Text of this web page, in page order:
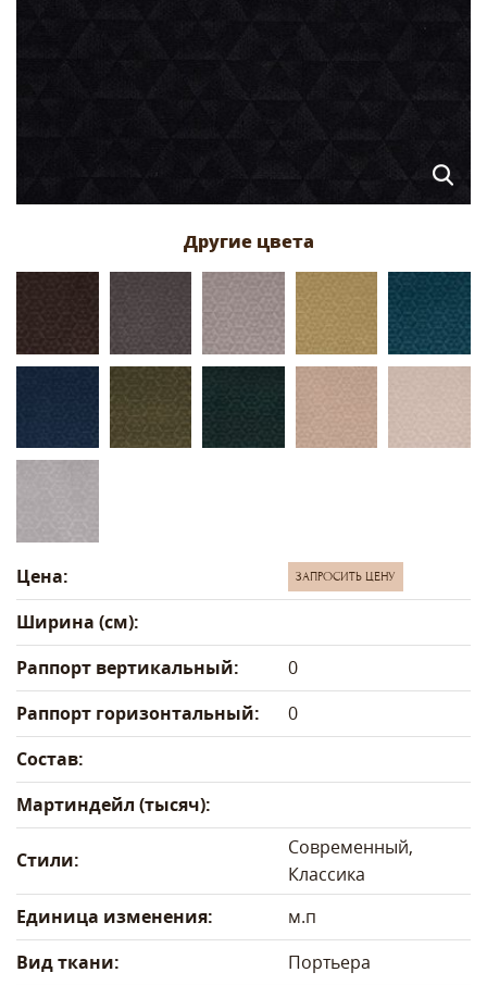
Цена: ЗАПРОСИТЬ ЦЕНУ
Ширина (см):
Раппорт вертикальный:
0
Раппорт горизонтальный:
0
Состав:
Мартиндейл (тысяч):
Стили:
Современный,
Классика
Единица изменения:
м.п
Вид ткани:
Портьера